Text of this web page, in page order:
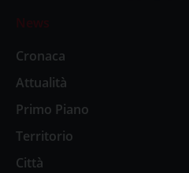
News
Cronaca
Attualità
Primo Piano
Territorio
Città